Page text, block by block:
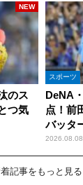
のス
つ気
NEW
スポーツ
DeNA
点！前
バッタ
2026.08.08
記事をもっと見る